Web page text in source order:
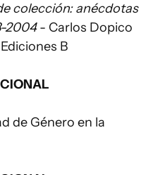
colección: anécdotas
2004- Carlos Dopico
B
de Género en la